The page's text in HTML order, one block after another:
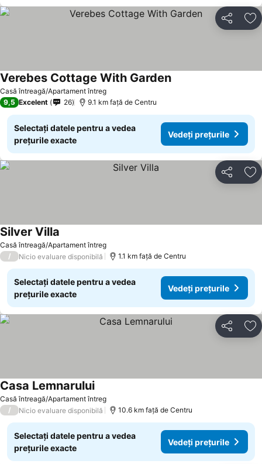
Distribuiți
Casă întreagă/Apartament întreg
Verebes Cottage With Garden
9,5 Excelent 26 9.1 km faţă de Centru
Selectați datele pentru a vedea
prețurile exacte
Vedeți prețurile
Distribuiți
Casă întreagă/Apartament întreg
Silver Villa
/ Nicio evaluare disponibilă 1.1 km faţă de Centru
Selectați datele pentru a vedea
prețurile exacte
Vedeți prețurile
Distribuiți
Casă întreagă/Apartament întreg
Casa Lemnarului
/ Nicio evaluare disponibilă 10.6 km faţă de Centru
Selectați datele pentru a vedea
prețurile exacte
Vedeți prețurile